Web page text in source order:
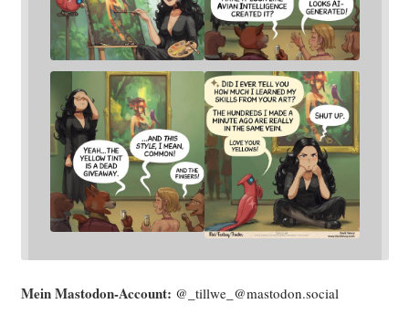
Mein Mast­o­don-Account: @_tillwe_@mastodon.social